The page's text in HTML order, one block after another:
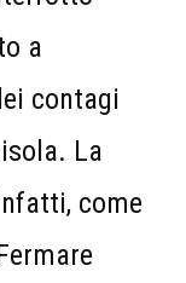
a
contagi
La
come